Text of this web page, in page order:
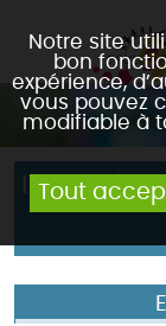
Notre site
bon
expérience,
vous pouvez
modifiable à
Tout